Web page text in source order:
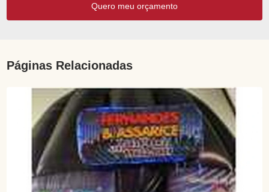
Quero meu orçamento
Páginas Relacionadas